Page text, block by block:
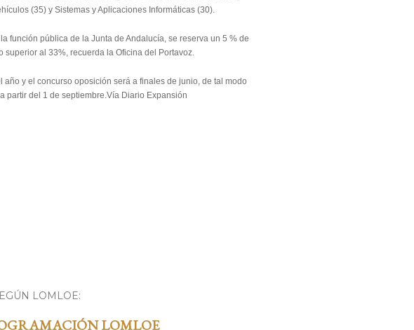
(35) y Sistemas y Aplicaciones Informáticas (30).
función pública de la Junta de Andalucía, se reserva un 5 % de
al 33%, recuerda la Oficina del Portavoz.
y el concurso oposición será a finales de junio, de tal modo
partir del 1 de septiembre.Vía Diario Expansión
LOMLOE:
LOMLOE